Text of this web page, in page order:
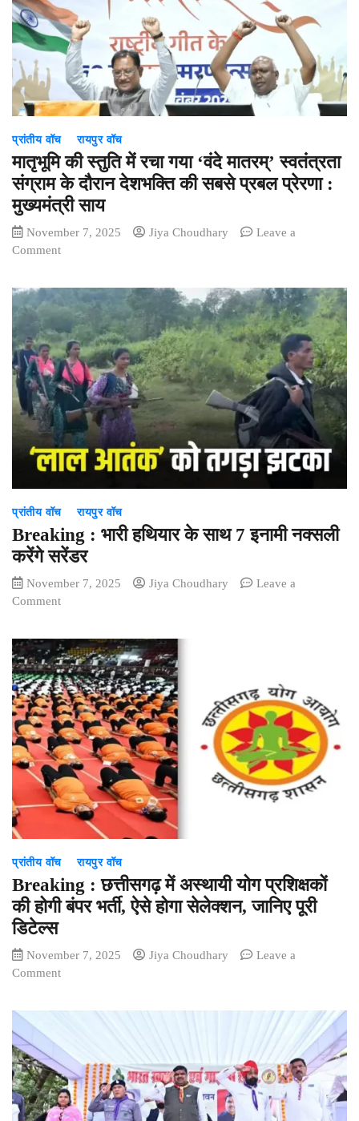
की
अधजली
लाश,
बेरहमी
से
हत्या
जलाने
की
कोशिश
प्रांतीय वॉच रायपुर वॉच
मातृभूमि की स्तुति में रचा गया ‘वंदे मातरम्’ स्वतंत्रता
संग्राम के दौरान देशभक्ति की सबसे प्रबल प्रेरणा :
मुख्यमंत्री साय
November 7, 2025 Jiya Choudhary
Leave a
Commenton
की
स्तुति
रचा
गया
‘वंदे
मातरम्’
स्वतंत्रता
संग्राम
के
दौरान
सबसे
प्रबल
प्रेरणा
मुख्यमंत्री
साय
प्रांतीय वॉच रायपुर वॉच
Breaking : भारी हथियार के साथ 7 इनामी नक्सली
करेंगे सरेंडर
November 7, 2025 Jiya Choudhary
Leave a
Commenton
भारी
हथियार
के
साथ
7
इनामी
नक्सली
करेंगे
सरेंडर
प्रांतीय वॉच रायपुर वॉच
Breaking : छत्तीसगढ़ में अस्थायी योग प्रशिक्षकों
की होगी बंपर भर्ती, ऐसे होगा सेलेक्शन, जानिए पूरी
डिटेल्स
November 7, 2025 Jiya Choudhary
Leave a
Commenton
अस्थायी
योग
प्रशिक्षकों
की